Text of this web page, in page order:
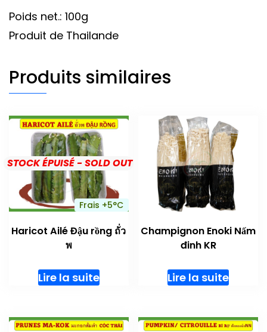
Poids net.: 100g
Produit de Thailande
Produits similaires
STOCK ÉPUISÉ - SOLD OUT
Frais +5°C
Haricot Ailé Đậu rồng ถั่ว
พ
Lire la suite
Champignon Enoki Nấm
đinh KR
Lire la suite